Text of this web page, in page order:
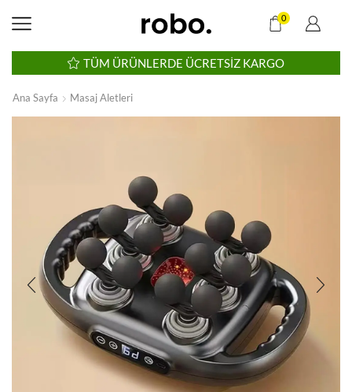
0
TÜM ÜRÜNLERDE ÜCRETSIZ KARGO
Ana Sayfa Masaj Aletleri